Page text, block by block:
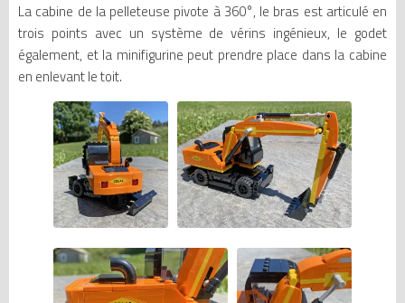
La cabine de la pelleteuse pivote à 360°, le bras est articulé en
trois points avec un système de vérins ingénieux, le godet
également, et la minifigurine peut prendre place dans la cabine
en enlevant le toit.